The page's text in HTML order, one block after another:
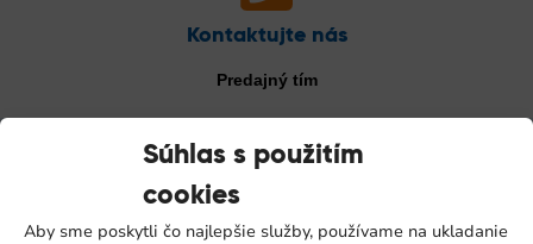
Súhlas s použitím
cookies
Aby sme poskytli čo najlepšie služby, používame na ukladanie
Kontaktujte nás
Predajný tím